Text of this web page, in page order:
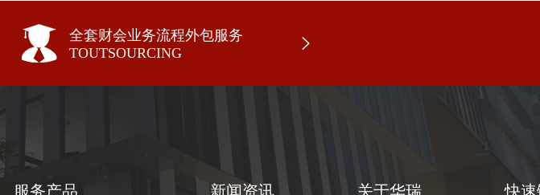
全套财会业务流程外包服务
TOUTSOURCING
服务产品 新闻资讯 关于华瑞 快